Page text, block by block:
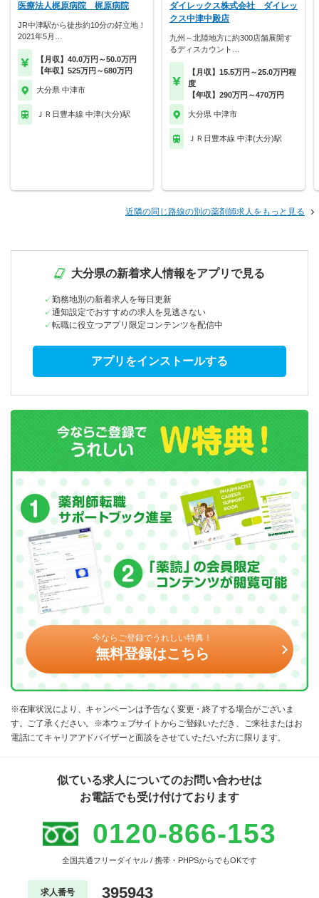
医療法人梶原病院 梶原病院
JR中津駅から徒歩約10分の好立地！
2021年5月…
【月収】40.0万円～50.0万円
【年収】525万円～680万円
大分県 中津市
ＪＲ日豊本線 中津(大分)駅
ダイレックス株式会社 ダイレッ
クス中津中殿店
九州～北陸地方に約300店舗展開す
るディスカウント…
【月収】15.5万円～25.0万円程
度
【年収】290万円～470万円
大分県 中津市
ＪＲ日豊本線 中津(大分)駅
近隣の同じ路線の別の薬剤師求人をもっと見る
大分県の新着求人情報をアプリで見る
勤務地別の新着求人を毎日更新
通知設定でおすすめの求人を見逃さない
転職に役立つアプリ限定コンテンツを配信中
アプリをインストールする
今ならご登録でうれしい特典！
無料登録はこちら
※在庫状況により、キャンペーンは予告なく変更・終了する場合がございま
す。ご了承ください。※本ウェブサイトからご登録いただき、ご来社またはお
電話にてキャリアアドバイザーと面談をさせていただいた方に限ります。
似ている求人についてのお問い合わせは
お電話でも受け付けております
0120-866-153
全国共通フリーダイヤル / 携帯・PHPSからでもOKです
求人番号 395943